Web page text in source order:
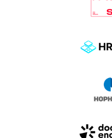
Доклады, дискуссия и битва AI-
УЗНАТЬ БОЛЬШЕ